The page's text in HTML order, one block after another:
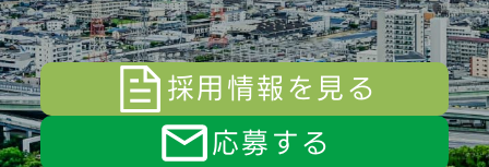
採用情報を見る
応募する